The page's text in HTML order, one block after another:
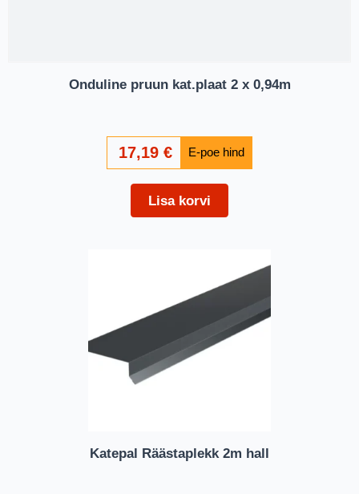
Onduline pruun kat.plaat 2 x 0,94m
17,19 €
Lisa korvi
Katepal Räästaplekk 2m hall